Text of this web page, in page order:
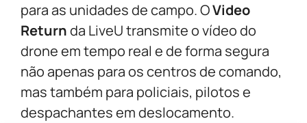
para as unidades de campo. OVideo
Returnda LiveU transmite o vídeo do
drone em tempo real e de forma segura
não apenas para os centros de comando,
mas também para policiais, pilotos e
despachantes em deslocamento.